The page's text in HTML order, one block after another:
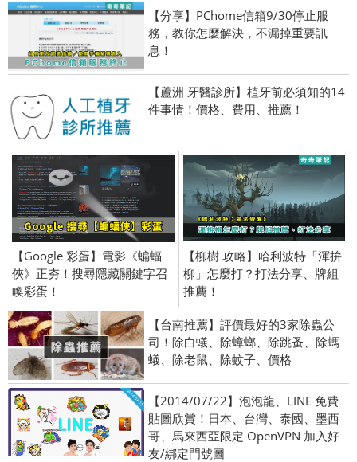
【分享】PChome信箱9/30停止服
務，教你怎麼解決，不漏掉重要訊
息！
【蘆洲 牙醫診所】植牙前必須知的14
件事情！價格、費用、推薦！
【Google 彩蛋】電影《蝙蝠
俠》正夯！搜尋隱藏關鍵字召
喚彩蛋！
【柳樹 攻略】哈利波特「渾拚
柳」怎麼打？打法分享、牌組
推薦！
【台南推薦】評價最好的3家除蟲公
司！除白蟻、除蟑螂、除跳蚤、除螞
蟻、除老鼠、除蚊子、價格
【2014/07/22】泡泡龍、LINE 免費
貼圖欣賞！日本、台灣、泰國、墨西
哥、馬來西亞限定 OpenVPN 加入好
友/綁定門號圖